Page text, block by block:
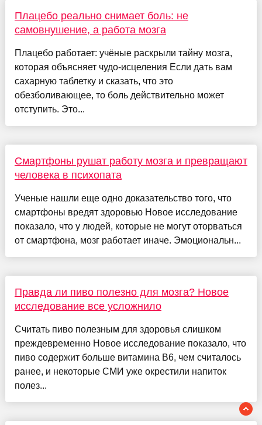
Плацебо реально снимает боль: не
самовнушение, а работа мозга
Плацебо работает: учёные раскрыли тайну мозга,
которая объясняет чудо-исцеления Если дать вам
сахарную таблетку и сказать, что это
обезболивающее, то боль действительно может
отступить. Это...
Смартфоны рушат работу мозга и превращают
человека в психопата
Ученые нашли еще одно доказательство того, что
смартфоны вредят здоровью Новое исследование
показало, что у людей, которые не могут оторваться
от смартфона, мозг работает иначе. Эмоциональн...
Правда ли пиво полезно для мозга? Новое
исследование все усложнило
Считать пиво полезным для здоровья слишком
преждевременно Новое исследование показало, что
пиво содержит больше витамина B6, чем считалось
ранее, и некоторые СМИ уже окрестили напиток
полез...